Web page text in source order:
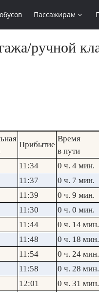
Пассажирам
ручной
Прибытие
Время
в пути
11:34
0 ч. 4 мин.
11:37
0 ч. 7 мин.
11:39
0 ч. 9 мин.
11:30
0 ч. 0 мин.
11:44
0 ч. 14 мин.
11:48
0 ч. 18 мин.
11:54
0 ч. 24 мин.
11:58
0 ч. 28 мин.
12:01
0 ч. 31 мин.